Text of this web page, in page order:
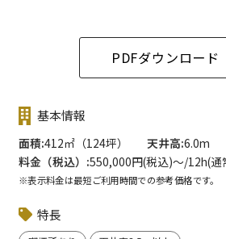
PDFダウンロード
基本情報
面積 412㎡（124坪） 天井高 6.0m
料金（税込）
550,000円(税込)〜/12h(通
※表示料金は最短ご利用時間での参考価格です。
特長